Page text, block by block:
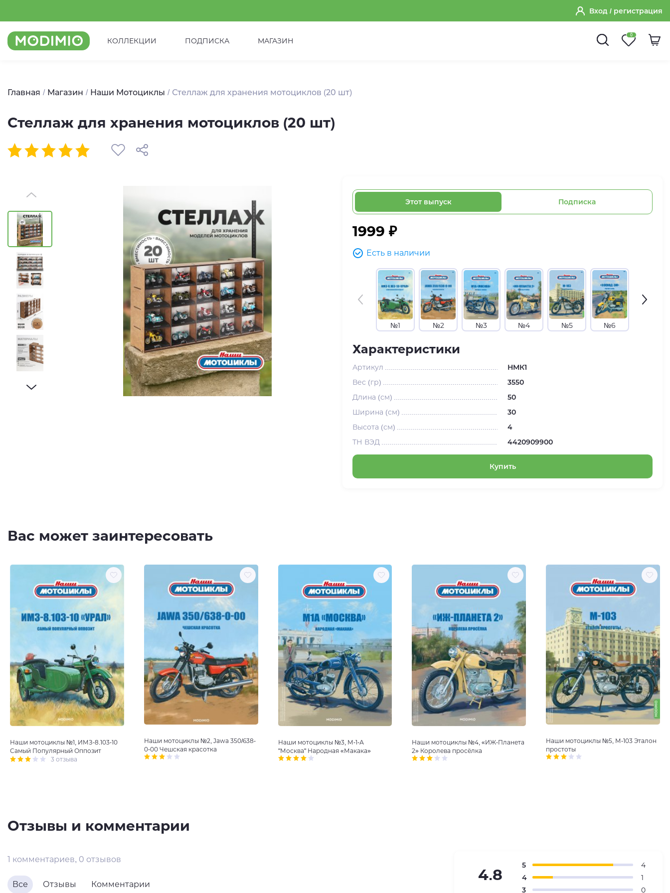
Вход / регистрация
КОЛЛЕКЦИИ ПОДПИСКА МАГАЗИН
0
Главная Магазин Наши Мотоциклы Стеллаж для хранения мотоциклов (20 шт)
Стеллаж для хранения мотоциклов (20 шт)
Этот выпуск Подписка
1999 ₽
Есть в наличии
№1 №2 №3 №4 №5 №6
Характеристики
Артикул
НМК1
Вес (гр)
3550
Длина (см)
50
Ширина (см)
30
Высота (см)
4
ТН ВЭД
4420909900
Купить
Вас может заинтересовать
Наши мотоциклы №1, ИМЗ-8.103-10
Самый Популярный Оппозит
3 отзыва
Наши мотоциклы №2, Jawa 350/638-
0-00 Чешская красотка
Наши мотоциклы №3, М-1-А
"Москва" Народная «Макака»
Наши мотоциклы №4, «ИЖ-Планета
2» Королева просёлка
Наши мотоциклы №5, М-103 Эталон
простоты
Отзывы и комментарии
1 комментариев, 0 отзывов
Все Отзывы Комментарии 4.8
5
4
4
1
3
0